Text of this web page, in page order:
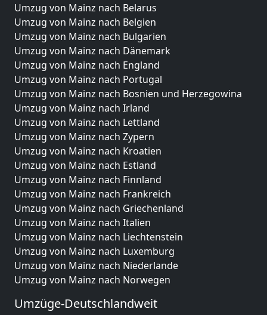
Umzug von Mainz nach Belarus
Umzug von Mainz nach Belgien
Umzug von Mainz nach Bulgarien
Umzug von Mainz nach Dänemark
Umzug von Mainz nach England
Umzug von Mainz nach Portugal
Umzug von Mainz nach Bosnien und Herzegowina
Umzug von Mainz nach Irland
Umzug von Mainz nach Lettland
Umzug von Mainz nach Zypern
Umzug von Mainz nach Kroatien
Umzug von Mainz nach Estland
Umzug von Mainz nach Finnland
Umzug von Mainz nach Frankreich
Umzug von Mainz nach Griechenland
Umzug von Mainz nach Italien
Umzug von Mainz nach Liechtenstein
Umzug von Mainz nach Luxemburg
Umzug von Mainz nach Niederlande
Umzug von Mainz nach Norwegen
Umzüge-Deutschlandweit